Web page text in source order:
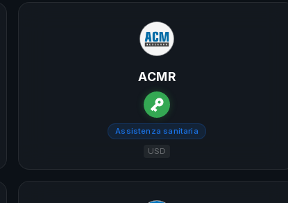
ACMR
Assistenza sanitaria
USD